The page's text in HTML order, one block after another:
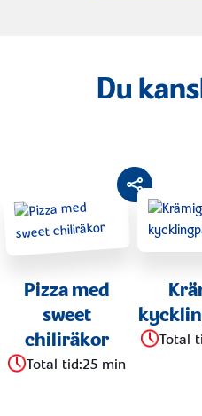
Du
Pizza med
sweet
chiliräkor
Total tid:25 min
Total